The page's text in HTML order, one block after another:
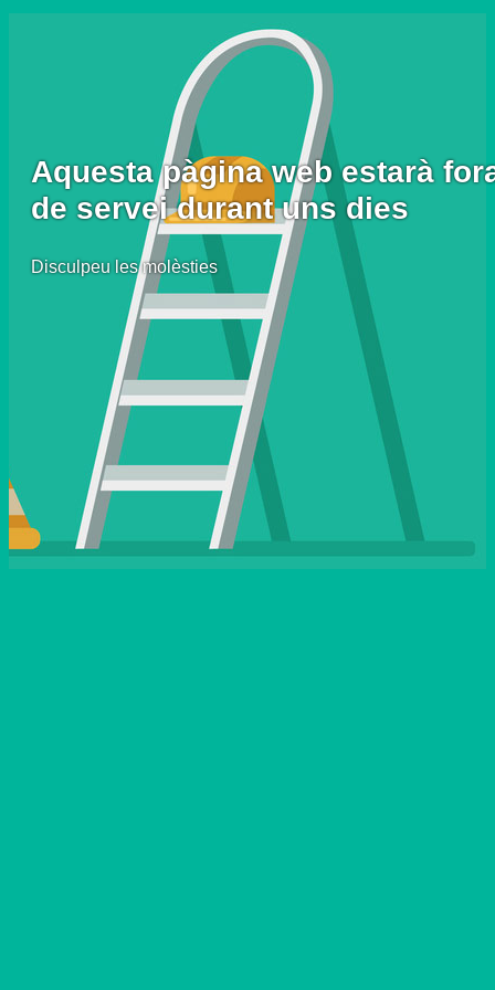
Aquesta pàgina web estarà
de servei durant uns dies
Disculpeu les molèsties